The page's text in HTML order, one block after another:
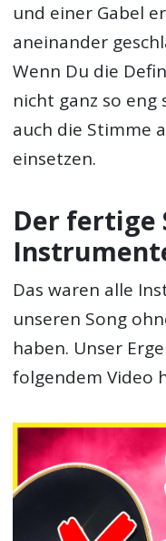
und einer Gabel
aneinander
Wenn Du die
nicht ganz so
auch die Stimme
einsetzen.
Der fertige
Das waren alle
unseren Song
haben. Unser
folgendem Video